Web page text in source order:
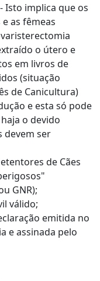
Isto implica que os
as fêmeas
o útero e
em livros de
(situação
de Canicultura)
e esta só pode
o devido
devem ser
de Cães
GNR);
válido;
emitida no
e assinada pelo